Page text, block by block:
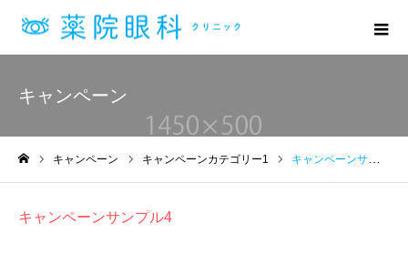
キャンペーン
キャンペーン キャンペーンカテゴリー1 キャンペーンサンプル4
キャンペーンサンプル4